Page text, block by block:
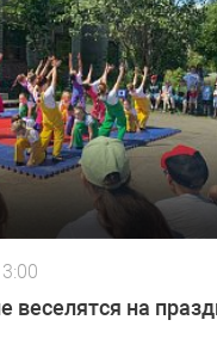
веселятся на